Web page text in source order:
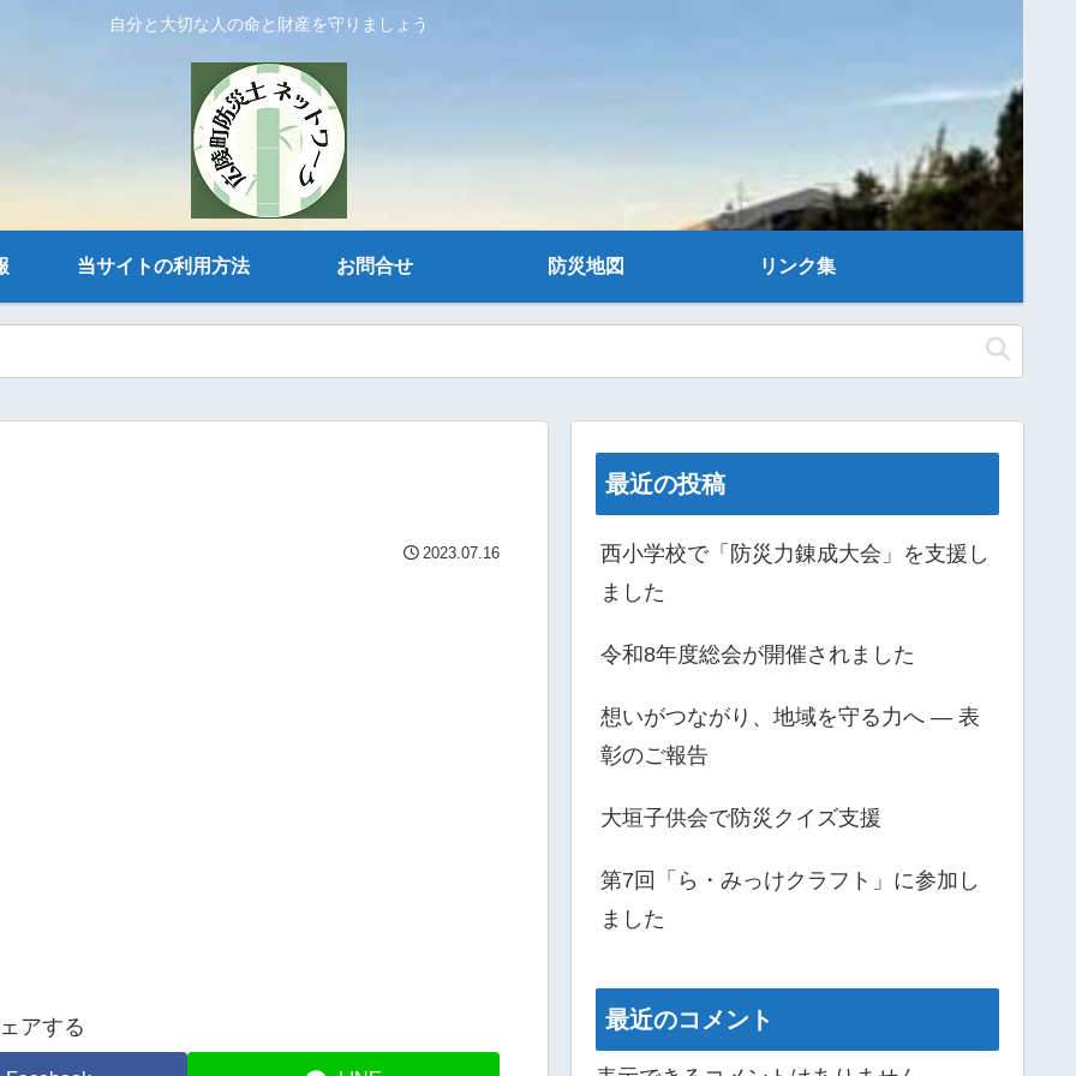
自分と大切な人の命と財産を守りましょう
当サイトの利用方法 お問合せ 防災地図 リンク集
2023.07.16
アする
最近の投稿
西小学校で「防災力錬成大会」を支援し
ました
令和8年度総会が開催されました
想いがつながり、地域を守る力へ ― 表
彰のご報告
大垣子供会で防災クイズ支援
第7回「ら・みっけクラフト」に参加し
ました
最近のコメント